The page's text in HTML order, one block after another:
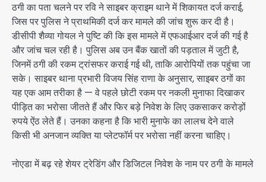
ठगी का पता चलने पर रवि ने साइबर क्राइम थाने में शिकायत दर्ज कराई,
जिस पर पुलिस ने प्राथमिकी दर्ज कर मामले की जांच शुरू कर दी है।
डीसीपी शैव्या गोयल ने पुष्टि की कि इस मामले में एफआईआर दर्ज की गई है
और जांच चल रही है। पुलिस अब उन बैंक खातों की पड़ताल में जुटी है,
जिनमें ठगी की रकम ट्रांसफर कराई गई थी, ताकि आरोपियों तक पहुंचा जा
सके। साइबर थाना प्रभारी विजय सिंह राणा के अनुसार, साइबर ठगों का
यह एक आम तरीका है — वे पहले छोटी रकम पर नकली मुनाफा दिखाकर
पीड़ित का भरोसा जीतते हैं और फिर बड़े निवेश के लिए उकसाकर करोड़ों
रुपये ऐंठ लेते हैं। उनका कहना है कि भारी मुनाफे का लालच देने वाले
किसी भी अनजान व्यक्ति या प्लेटफॉर्म पर भरोसा नहीं करना चाहिए।
नोएडा में बढ़ रहे शेयर ट्रेडिंग और डिजिटल निवेश के नाम पर ठगी के मामले